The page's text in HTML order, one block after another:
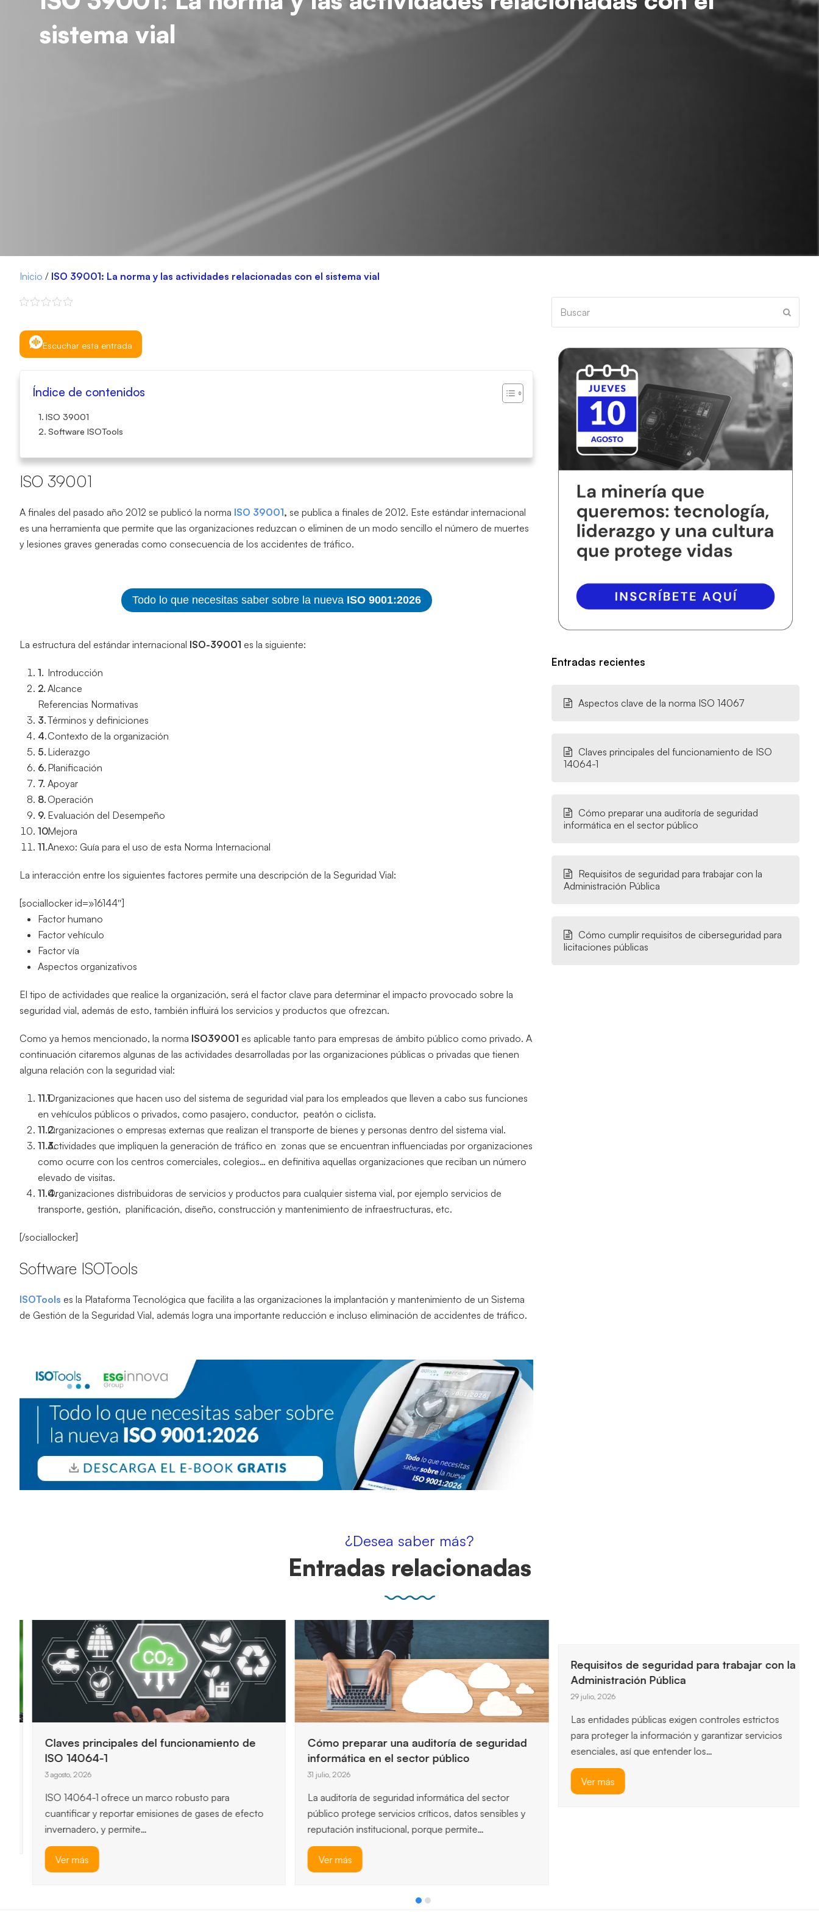
sistema vial
Inicio / ISO 39001: La norma y las actividades relacionadas con el sistema vial
Escuchar esta entrada
Índice de contenidos
ISO 39001
Software ISOTools
ISO 39001
A finales del pasado año 2012 se publicó la norma ISO 39001, se publica a finales de 2012. Este estándar internacional
es una herramienta que permite que las organizaciones reduzcan o eliminen de un modo sencillo el número de muertes
y lesiones graves generadas como consecuencia de los accidentes de tráfico.
Todo lo que necesitas saber sobre la nueva ISO 9001:2026
La estructura del estándar internacional ISO-39001 es la siguiente:
Introducción
Alcance
Referencias Normativas
Términos y definiciones
Contexto de la organización
Liderazgo
Planificación
Apoyar
Operación
Evaluación del Desempeño
Mejora
Anexo: Guía para el uso de esta Norma Internacional
La interacción entre los siguientes factores permite una descripción de la Seguridad Vial:
[sociallocker id=»16144″]
Factor humano
Factor vehículo
Factor vía
Aspectos organizativos
El tipo de actividades que realice la organización, será el factor clave para determinar el impacto provocado sobre la
seguridad vial, además de esto, también influirá los servicios y productos que ofrezcan.
Como ya hemos mencionado, la norma ISO39001 es aplicable tanto para empresas de ámbito público como privado. A
continuación citaremos algunas de las actividades desarrolladas por las organizaciones públicas o privadas que tienen
alguna relación con la seguridad vial:
Organizaciones que hacen uso del sistema de seguridad vial para los empleados que lleven a cabo sus funciones
en vehículos públicos o privados, como pasajero, conductor, peatón o ciclista.
Organizaciones o empresas externas que realizan el transporte de bienes y personas dentro del sistema vial.
Actividades que impliquen la generación de tráfico en zonas que se encuentran influenciadas por organizaciones
como ocurre con los centros comerciales, colegios… en definitiva aquellas organizaciones que reciban un número
elevado de visitas.
Organizaciones distribuidoras de servicios y productos para cualquier sistema vial, por ejemplo servicios de
transporte, gestión, planificación, diseño, construcción y mantenimiento de infraestructuras, etc.
[/sociallocker]
Software ISOTools
ISOTools es la Plataforma Tecnológica que facilita a las organizaciones la implantación y mantenimiento de un Sistema
de Gestión de la Seguridad Vial, además logra una importante reducción e incluso eliminación de accidentes de tráfico.
Entradas recientes
Aspectos clave de la norma ISO 14067
Claves principales del funcionamiento de ISO
14064-1
Cómo preparar una auditoría de seguridad
informática en el sector público
Requisitos de seguridad para trabajar con la
Administración Pública
Cómo cumplir requisitos de ciberseguridad para
licitaciones públicas
¿Desea saber más?
Entradas relacionadas
Claves principales del funcionamiento de
ISO 14064-1
3 agosto, 2026
ISO 14064-1 ofrece un marco robusto para
cuantificar y reportar emisiones de gases de efecto
invernadero, y permite…
Ver más
Cómo preparar una auditoría de seguridad
informática en el sector público
31 julio, 2026
La auditoría de seguridad informática del sector
público protege servicios críticos, datos sensibles y
reputación institucional, porque permite…
Ver más
Requisitos de seguridad para trabajar con la
Administración Pública
29 julio, 2026
Las entidades públicas exigen controles estrictos